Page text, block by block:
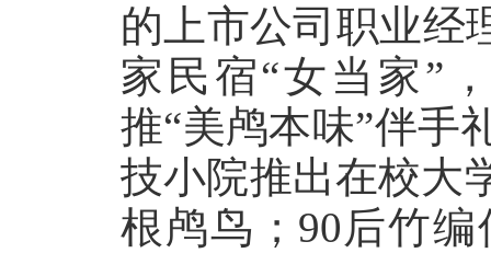
的上市公司职业经
家民宿“女当家”
推“美鸬本味”伴手
技小院推出在校大
根鸬鸟；90后竹